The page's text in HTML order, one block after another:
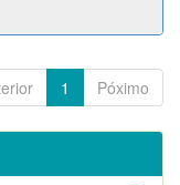
1 Póximo